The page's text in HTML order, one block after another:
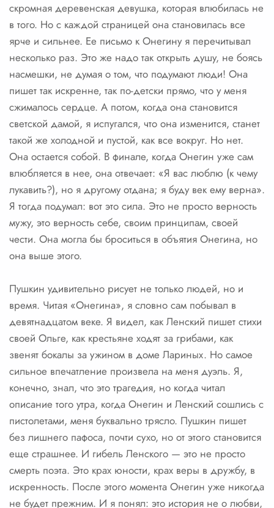
скромная деревенская девушка, которая влюбилась не
в того. Но с каждой страницей она становилась все
ярче и сильнее. Ее письмо к Онегину я перечитывал
несколько раз. Это же надо так открыть душу, не боясь
насмешки, не думая о том, что подумают люди! Она
пишет так искренне, так по-детски прямо, что у меня
сжималось сердце. А потом, когда она становится
светской дамой, я испугался, что она изменится, станет
такой же холодной и пустой, как все вокруг. Но нет.
Она остается собой. В финале, когда Онегин уже сам
влюбляется в нее, она отвечает: «Я вас люблю (к чему
лукавить?), но я другому отдана; я буду век ему верна».
Я тогда подумал: вот это сила. Это не просто верность
мужу, это верность себе, своим принципам, своей
чести. Она могла бы броситься в объятия Онегина, но
она выше этого.
Пушкин удивительно рисует не только людей, но и
время. Читая «Онегина», я словно сам побывал в
девятнадцатом веке. Я видел, как Ленский пишет стихи
своей Ольге, как крестьяне ходят за грибами, как
звенят бокалы за ужином в доме Лариных. Но самое
сильное впечатление произвела на меня дуэль. Я,
конечно, знал, что это трагедия, но когда читал
описание того утра, когда Онегин и Ленский сошлись с
пистолетами, меня буквально трясло. Пушкин пишет
без лишнего пафоса, почти сухо, но от этого становится
еще страшнее. И гибель Ленского — это не просто
смерть поэта. Это крах юности, крах веры в дружбу, в
искренность. После этого момента Онегин уже никогда
не будет прежним. И я понял: это история не о любви,